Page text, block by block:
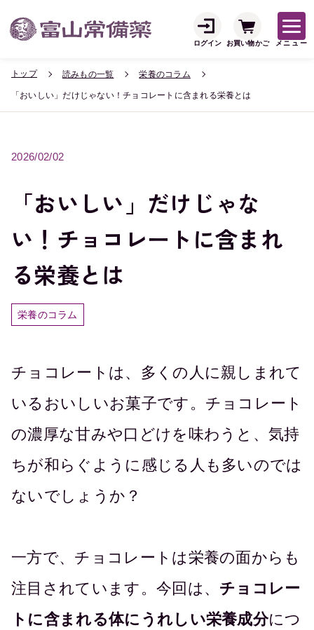
ログイン お買い物かご メニュー
トップ 読みもの一覧 栄養のコラム
「おいしい」だけじゃない！チョコレートに含まれる栄養とは
2026/02/02
「おいしい」だけじゃな
い！チョコレートに含まれ
る栄養とは
栄養のコラム
チョコレートは、多くの人に親しまれて
いるおいしいお菓子です。チョコレート
の濃厚な甘みや口どけを味わうと、気持
ちが和らぐように感じる人も多いのでは
ないでしょうか？
一方で、チョコレートは栄養の面からも
注目されています。今回は、 チョコレー
トに含まれる体にうれしい栄養成分につ